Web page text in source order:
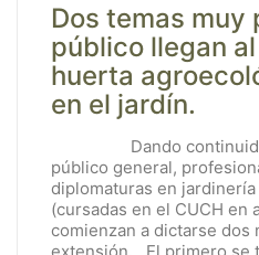
Dos temas muy
público llegan
huerta
en el jardín.
Dando continuidad
público general,
diplomaturas en
(cursadas en el CUCH en
comienzan a dictarse dos
extensión. El primero se